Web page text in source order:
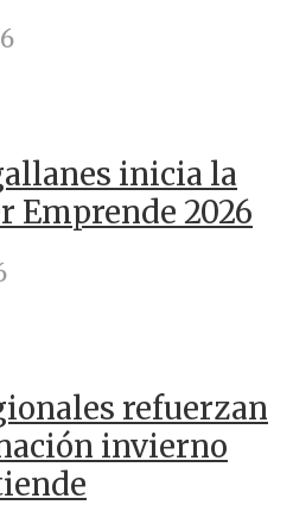
inicia la
Emprende 2026
refuerzan
invierno